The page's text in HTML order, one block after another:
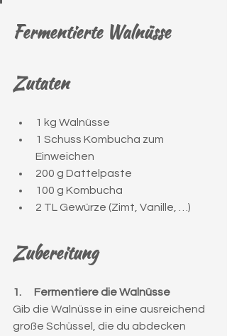
Fermentierte Walnüsse
Zutaten
1 kg Walnüsse
1 Schuss Kombucha zum
Einweichen
200 g Dattelpaste
100 g Kombucha
2 TL Gewürze (Zimt, Vanille, …)
Zubereitung
1.      Fermentiere die Walnüsse
Gib die Walnüsse in eine ausreichend
große Schüssel, die du abdecken